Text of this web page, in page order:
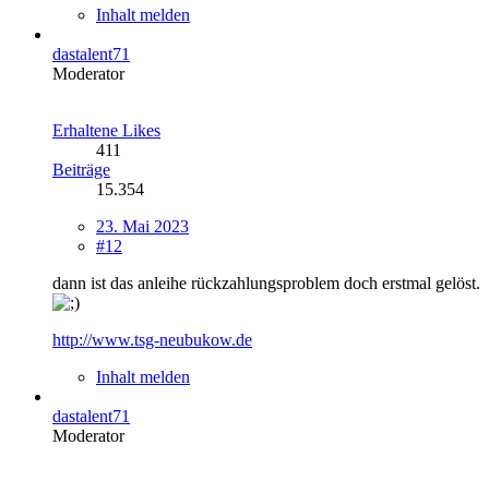
Inhalt melden
dastalent71
Moderator
Erhaltene Likes
411
Beiträge
15.354
23. Mai 2023
#12
dann ist das anleihe rückzahlungsproblem doch erstmal gelöst.
http://www.tsg-neubukow.de
Inhalt melden
dastalent71
Moderator